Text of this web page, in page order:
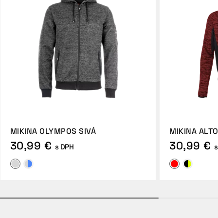
MIKINA OLYMPOS SIVÁ
30,99 € s DPH
MIKINA
30,99 €